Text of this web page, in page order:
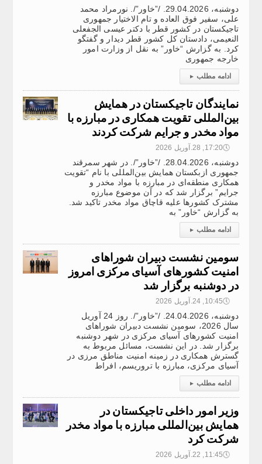
دوشنبه، 29.04.2026. /”خاور”/. نورمراد محمد
علی، سفیر فوق العاده و تام الاختیار جمهوری
تاجیکستان در کشور قطر با دکتر عیسی الجفعلی
النعیمی، دادستان کل کشور قطر دیدار و گفتگو
کرد. به گزارش “خاور” به نقل از وزارت امور
خارجه جمهوری
ادامه مطلب ▸
نمایندگان تاجیکستان در همایش
بین‌المللی تقویت همکاری در مبارزه با
مواد مخدر و جرایم شرکت کردند
🕔17:20, 28.آوریل 2026
دوشنبه، 28.04.2026. /”خاور”/. در شهر سمرقند
جمهوری ازبکستان همایش بین‌المللی با نام “تقویت
همکاری منطقه‌ای در مبارزه با مواد مخدر و
جرایم” برگزار شد که در آن موضوع مبارزه
مشترک کشورها علیه قاچاق مواد مخدر تاکید شد.
به گزارش “خاور” به
ادامه مطلب ▸
سومین نشست دبیران شوراهای
امنیت کشورهای آسیای مرکزی امروز
در دوشنبه برگزار شد
🕔10:45, 24.آوریل 2026
دوشنبه، 24.04.2026. /”خاور”/. روز 24 آوریل
سال 2026، سومین نشست دبیران شوراهای
امنیت کشورهای آسیای مرکزی در شهر دوشنبه
برگزار شد. در این نشست، مسائل مربوط به
گسترش همکاری در زمینه امنیت مناطق مرزی در
آسیای مرکزی، مبارزه با تروریسم، افراط
ادامه مطلب ▸
وزیر امور داخلی تاجیکستان در
همایش بین‌المللی مبارزه با مواد مخدر
شرکت کرد
🕔11:45, 22.آوریل 2026